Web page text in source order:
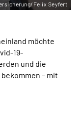
möchte
19-
und die
– mit
Felix Seyfert